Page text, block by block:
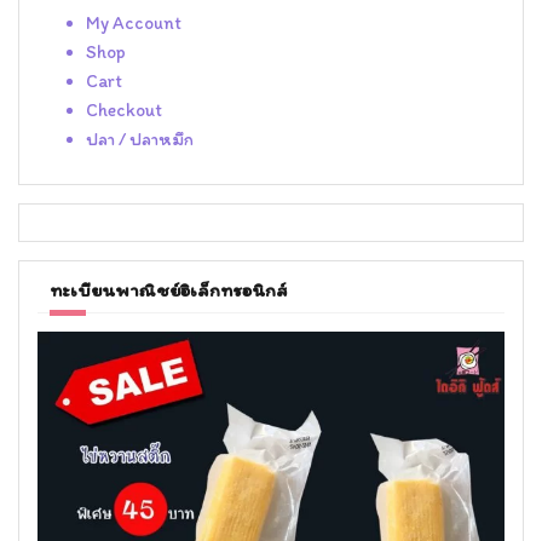
My Account
Shop
Cart
Checkout
ปลา / ปลาหมึก
ทะเบียนพาณิชย์อิเล็กทรอนิกส์